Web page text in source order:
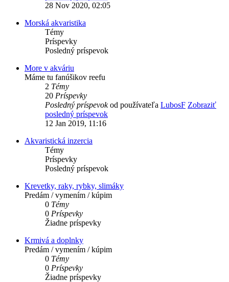
28 Nov 2020, 02:05
Morská akvaristika
Témy
Príspevky
Posledný príspevok
More v akváriu
Máme tu fanúšikov reefu
2 Témy
20 Príspevky
Posledný príspevokod používateľa LubosF Zobraziť
posledný príspevok
12 Jan 2019, 11:16
Akvaristická inzercia
Témy
Príspevky
Posledný príspevok
Krevetky, raky, rybky, slimáky
Predám / vymením / kúpim
0 Témy
0 Príspevky
Žiadne príspevky
Krmivá a doplnky
Predám / vymením / kúpim
0 Témy
0 Príspevky
Žiadne príspevky